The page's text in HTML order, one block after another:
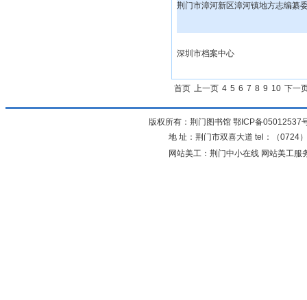
荆门市漳河新区漳河镇地方志编纂
深圳市档案中心
首页 上一页 4 5 6 7 8 9 10 下一
版权所有：荆门图书馆 鄂ICP备05012537
地 址：荆门市双喜大道 tel：（0724
网站美工：荆门中小在线 网站美工